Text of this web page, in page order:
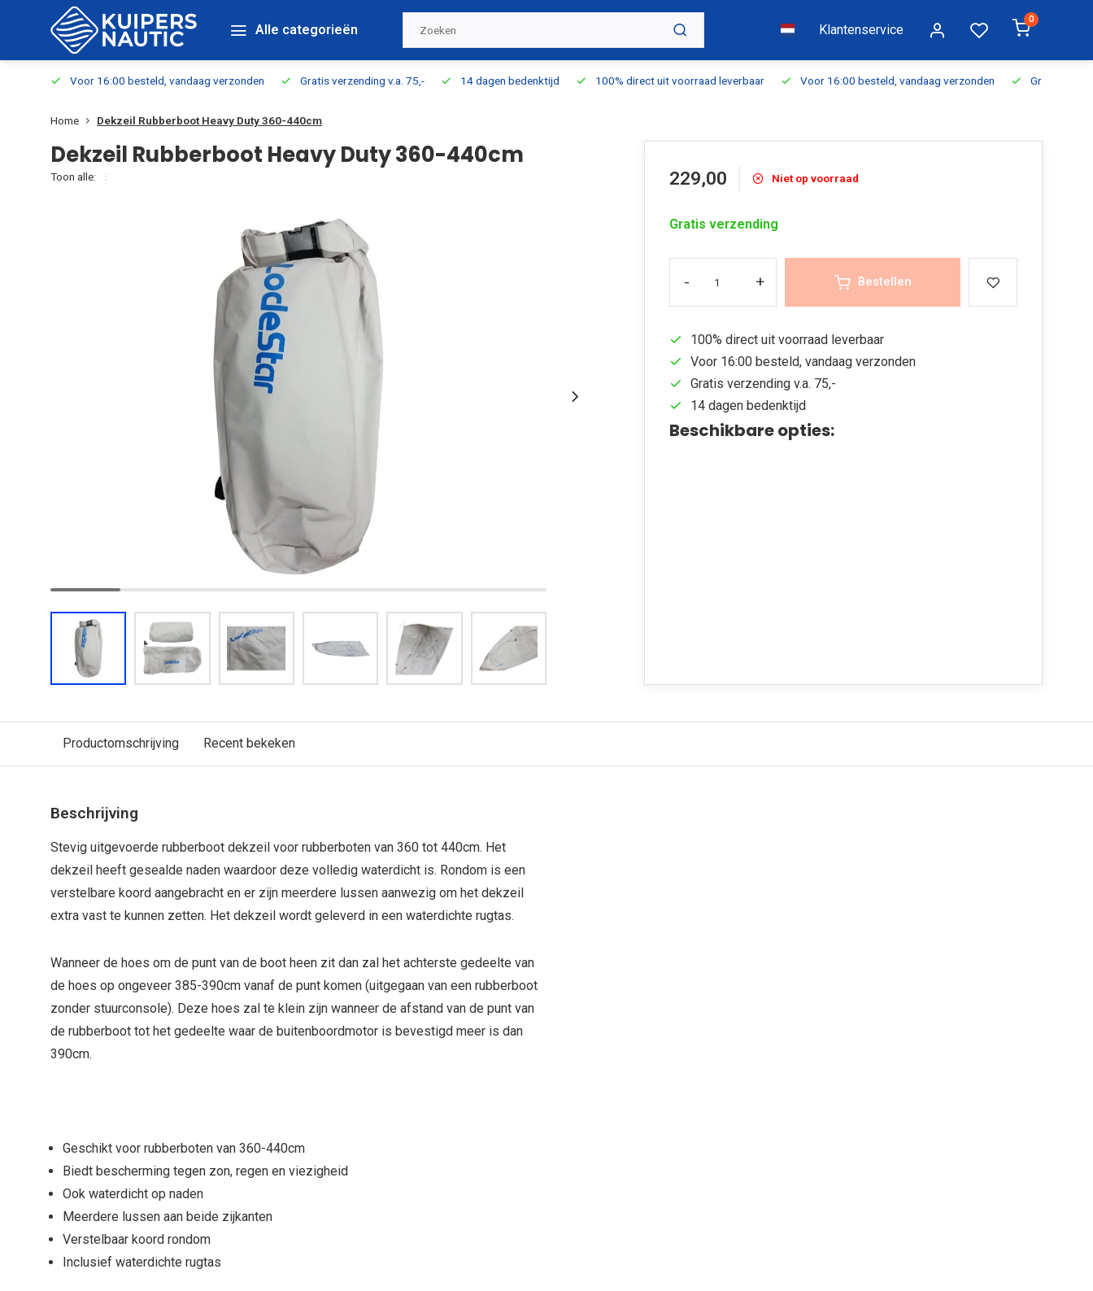
Alle categorieën Klantenservice
0
Voor 16:00 besteld, vandaag verzonden Gratis verzending v.a. 75,- 14 dagen bedenktijd 100% direct uit voorraad leverbaar Voor 16:00 besteld, vandaag verzonden Gratis
Home Dekzeil Rubberboot Heavy Duty 360-440cm
Dekzeil Rubberboot Heavy Duty 360-440cm
Toon alle: 229,00 Niet op voorraad
Gratis verzending
- + Bestellen
100% direct uit voorraad leverbaar
Voor 16:00 besteld, vandaag verzonden
Gratis verzending v.a. 75,-
14 dagen bedenktijd
Beschikbare opties:
Productomschrijving Recent bekeken
Beschrijving
Stevig uitgevoerde rubberboot dekzeil voor rubberboten van 360 tot 440cm. Het
dekzeil heeft gesealde naden waardoor deze volledig waterdicht is. Rondom is een
verstelbare koord aangebracht en er zijn meerdere lussen aanwezig om het dekzeil
extra vast te kunnen zetten. Het dekzeil wordt geleverd in een waterdichte rugtas.
Wanneer de hoes om de punt van de boot heen zit dan zal het achterste gedeelte van
de hoes op ongeveer 385-390cm vanaf de punt komen (uitgegaan van een rubberboot
zonder stuurconsole). Deze hoes zal te klein zijn wanneer de afstand van de punt van
de rubberboot tot het gedeelte waar de buitenboordmotor is bevestigd meer is dan
390cm.
Geschikt voor rubberboten van 360-440cm
Biedt bescherming tegen zon, regen en viezigheid
Ook waterdicht op naden
Meerdere lussen aan beide zijkanten
Verstelbaar koord rondom
Inclusief waterdichte rugtas